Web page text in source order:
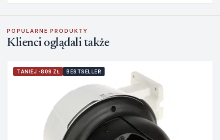
POPULARNE PRODUKTY
Klienci oglądali także
TANIEJ -809 ZŁ BESTSELLER